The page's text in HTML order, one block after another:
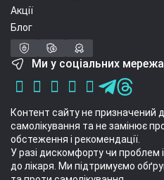
Акції
Блог
Ми у соціальних
Контент сайту не призначений
самолікування та не замінює
обстеження і рекомендації.
У разі дискомфорту чи проблем
до лікаря. Ми підтримуємо